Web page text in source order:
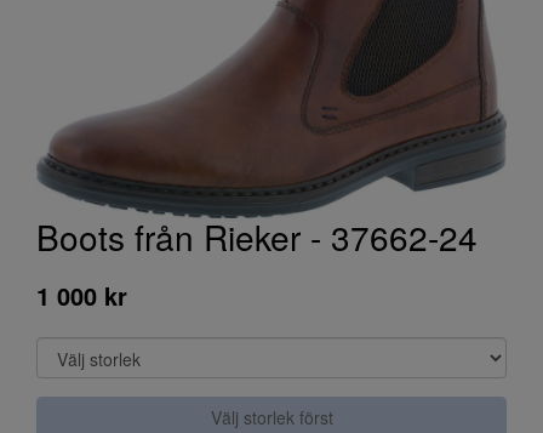
Boots från Rieker - 37662-24
1 000 kr
Välj storlek först